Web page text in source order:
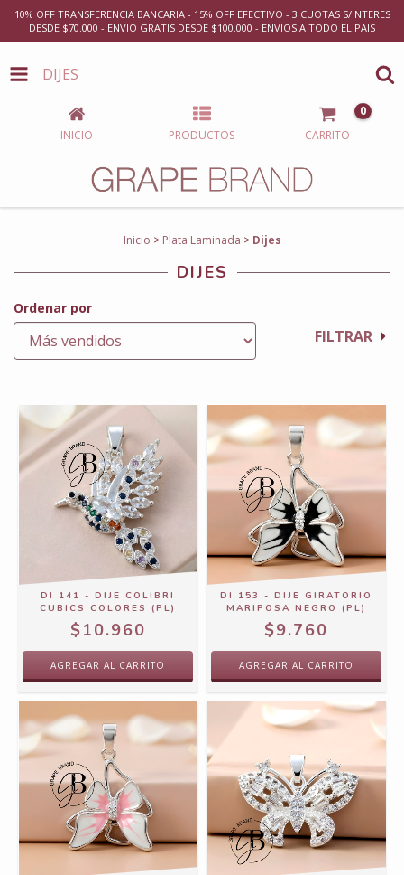
10% OFF TRANSFERENCIA BANCARIA - 15% OFF EFECTIVO - 3 CUOTAS S/INTERES
DESDE $70.000 - ENVIO GRATIS DESDE $100.000 - ENVIOS A TODO EL PAIS
DIJES
INICIO PRODUCTOS CARRITO
0
Inicio > Plata Laminada > Dijes
DIJES
Ordenar por
FILTRAR
DI 141 - DIJE COLIBRI
CUBICS COLORES (PL)
$10.960
DI 153 - DIJE GIRATORIO
MARIPOSA NEGRO (PL)
$9.760